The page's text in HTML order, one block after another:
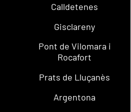
Calldetenes
Gisclareny
Pont de Vilomara i
Rocafort
Prats de Lluçanès
Argentona